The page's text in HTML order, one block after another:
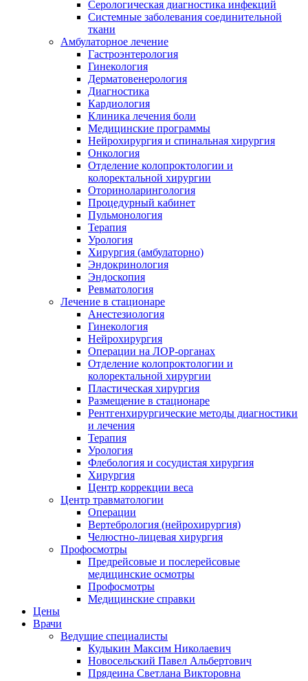
Серологическая диагностика инфекций
Системные заболевания соединительной
ткани
Амбулаторное лечение
Гастроэнтерология
Гинекология
Дерматовенерология
Диагностика
Кардиология
Клиника лечения боли
Медицинские программы
Нейрохирургия и спинальная хирургия
Онкология
Отделение колопроктологии и
колоректальной хирургии
Оториноларингология
Процедурный кабинет
Пульмонология
Терапия
Урология
Хирургия (амбулаторно)
Эндокринология
Эндоскопия
Ревматология
Лечение в стационаре
Анестезиология
Гинекология
Нейрохирургия
Операции на ЛОР-органах
Отделение колопроктологии и
колоректальной хирургии
Пластическая хирургия
Размещение в стационаре
Рентгенхирургические методы диагностики
и лечения
Терапия
Урология
Флебология и сосудистая хирургия
Хирургия
Центр коррекции веса
Центр травматологии
Операции
Вертебрология (нейрохирургия)
Челюстно-лицевая хирургия
Профосмотры
Предрейсовые и послерейсовые
медицинские осмотры
Профосмотры
Медицинские справки
Цены
Врачи
Ведущие специалисты
Кудыкин Максим Николаевич
Новосельский Павел Альбертович
Прядеина Светлана Викторовна